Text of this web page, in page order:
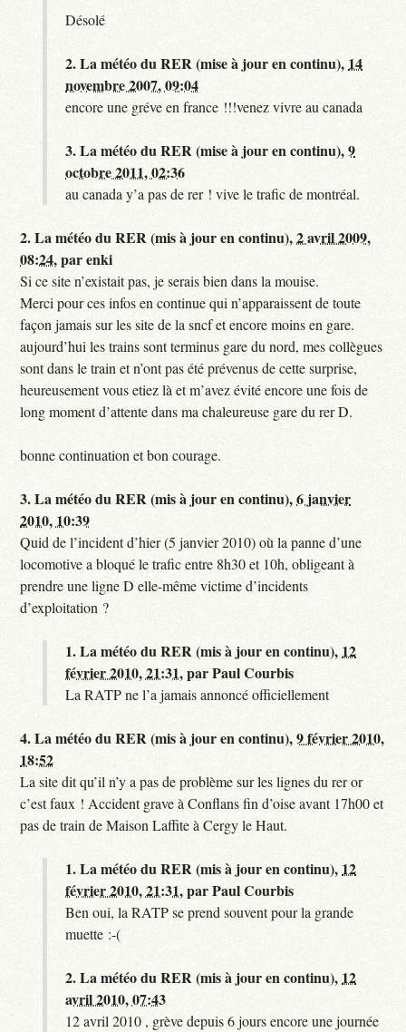
Désolé
2.La météo du RER (mise à jour en continu), 14
novembre 2007, 09:04
encore une gréve en france !!!venez vivre au canada
3.La météo du RER (mise à jour en continu),9
octobre 2011, 02:36
au canada y’a pas de rer ! vive le trafic de montréal.
2.La météo du RER (mis à jour en continu),2 avril 2009,
08:24,parenki
Si ce site n’existait pas, je serais bien dans la mouise.
Merci pour ces infos en continue qui n’apparaissent de toute
façon jamais sur les site de la sncf et encore moins en gare.
aujourd’hui les trains sont terminus gare du nord, mes collègues
sont dans le train et n’ont pas été prévenus de cette surprise,
heureusement vous etiez là et m’avez évité encore une fois de
long moment d’attente dans ma chaleureuse gare du rer D.
bonne continuation et bon courage.
3.La météo du RER (mis à jour en continu),6 janvier
2010, 10:39
Quid de l’incident d’hier (5 janvier 2010) où la panne d’une
locomotive a bloqué le trafic entre 8h30 et 10h, obligeant à
prendre une ligne D elle-même victime d’incidents
d’exploitation ?
1.La météo du RER (mis à jour en continu), 12
février 2010, 21:31,parPaul Courbis
La RATP ne l’a jamais annoncé officiellement
4.La météo du RER (mis à jour en continu),9 février 2010,
18:52
La site dit qu’il n’y a pas de problème sur les lignes du rer or
c’est faux ! Accident grave à Conflans fin d’oise avant 17h00 et
pas de train de Maison Laffite à Cergy le Haut.
1.La météo du RER (mis à jour en continu), 12
février 2010, 21:31,parPaul Courbis
Ben oui, la RATP se prend souvent pour la grande
muette :-(
2.La météo du RER (mis à jour en continu), 12
avril 2010, 07:43
12 avril 2010 , grève depuis 6 jours encore une journée